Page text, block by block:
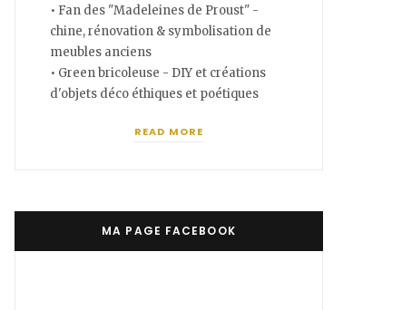
• Fan des "Madeleines de Proust" -
chine, rénovation & symbolisation de
meubles anciens
• Green bricoleuse - DIY et créations
d'objets déco éthiques et poétiques
READ MORE
MA PAGE FACEBOOK